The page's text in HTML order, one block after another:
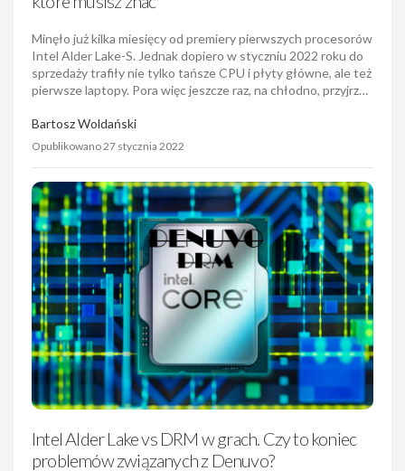
Bartosz Woldański
Opublikowano 27 stycznia 2022
Intel Alder Lake vs DRM w grach. Czy to koniec
problemów związanych z Denuvo?
Choć premiera procesorów Intel Alder Lake okazała się
nader udana, to nie obyło się bez komplikacji. Różnego
przez graczy Denuvo, nie polubiły się z hybrydową budową r…